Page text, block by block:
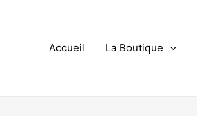
Accueil La Boutique